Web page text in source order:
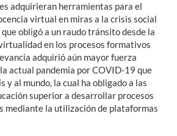
adquirieran herramientas para el
virtual en miras a la crisis social
obligó a un raudo tránsito desde la
en los procesos formativos
adquirió aún mayor fuerza
actual pandemia por COVID-19 que
y al mundo, la cual ha obligado a las
superior a desarrollar procesos
mediante la utilización de plataformas